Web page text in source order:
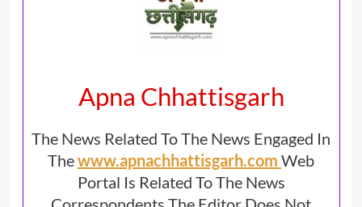
Apna Chhattisgarh
The News Related To The News Engaged In
Thewww.apnachhattisgarh.com Web
Portal Is Related To The News